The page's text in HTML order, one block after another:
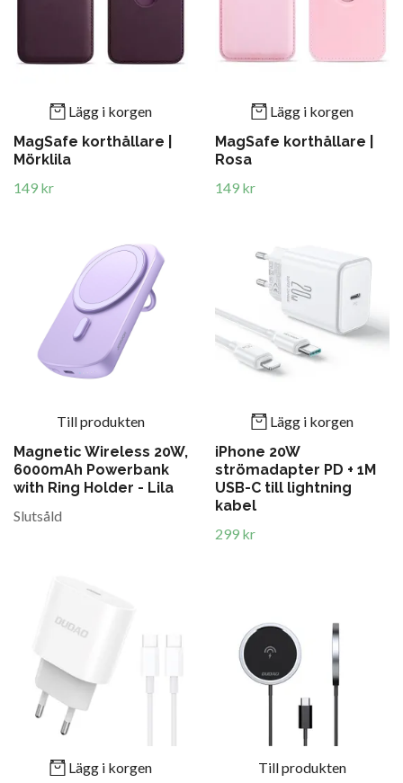
Lägg i korgen
MagSafe korthållare |
Mörklila
149 kr
Lägg i korgen
MagSafe korthållare |
Rosa
149 kr
Till produkten
Magnetic Wireless 20W,
6000mAh Powerbank
with Ring Holder - Lila
Slutsåld
Lägg i korgen
iPhone 20W
strömadapter PD + 1M
USB-C till lightning
kabel
299 kr
Lägg i korgen Till produkten